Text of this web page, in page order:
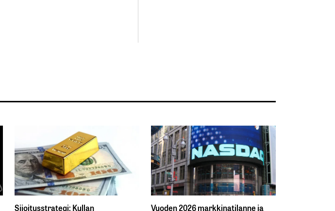
Sijoitusstrategi: Kullan Vuoden 2026 markkinatilanne ja